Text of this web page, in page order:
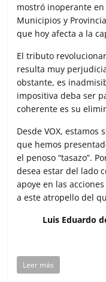
mostró inoperante
Municipios y
que hoy afecta a la
El tributo
resulta muy
obstante, es
impositiva deba ser
coherente es su
Desde VOX,
que hemos
el penoso “tasazo”.
desea estar del lado
apoye en las
a este atropello del
Luis Eduardo
Leer más